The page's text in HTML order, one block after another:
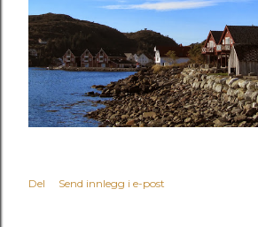
Del Send innlegg i e-post